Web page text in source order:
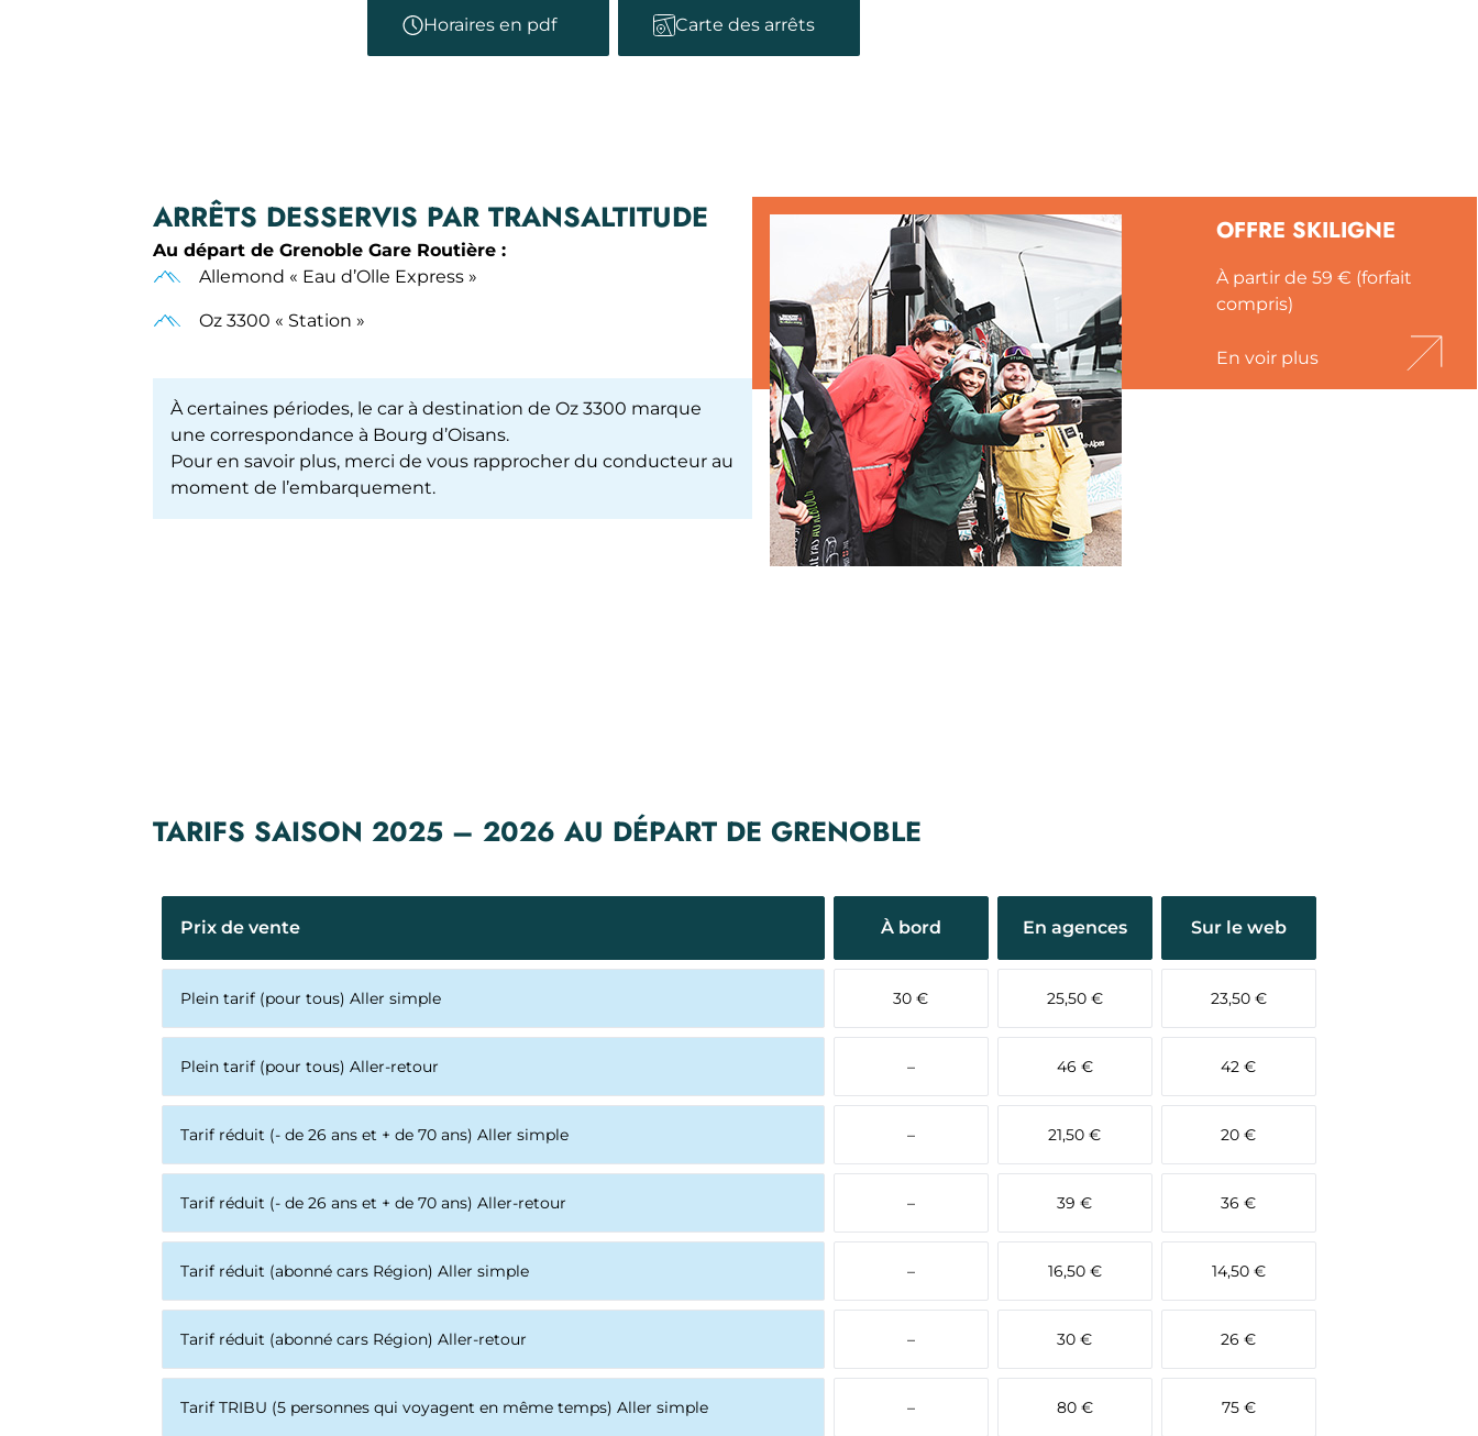
Horaires en pdf Carte des arrêts
ARRÊTS DESSERVIS PAR TRANSALTITUDE
Au départ de Grenoble Gare Routière :
Allemond « Eau d’Olle Express »
Oz 3300 « Station »
À certaines périodes, le car à destination de Oz 3300 marque
une correspondance à Bourg d’Oisans.
Pour en savoir plus, merci de vous rapprocher du conducteur au
moment de l’embarquement.
OFFRE SKILIGNE
À partir de 59 € (forfait
compris)
En voir plus
TARIFS SAISON 2025 – 2026 AU DÉPART DE GRENOBLE
Prix de vente À bord En agences Sur le web
Plein tarif (pour tous) Aller simple 30 € 25,50 € 23,50 €
Plein tarif (pour tous) Aller-retour – 46 € 42 €
Tarif réduit (- de 26 ans et + de 70 ans) Aller simple – 21,50 € 20 €
Tarif réduit (- de 26 ans et + de 70 ans) Aller-retour – 39 € 36 €
Tarif réduit (abonné cars Région) Aller simple – 16,50 € 14,50 €
Tarif réduit (abonné cars Région) Aller-retour – 30 € 26 €
Tarif TRIBU (5 personnes qui voyagent en même temps) Aller simple – 80 € 75 €